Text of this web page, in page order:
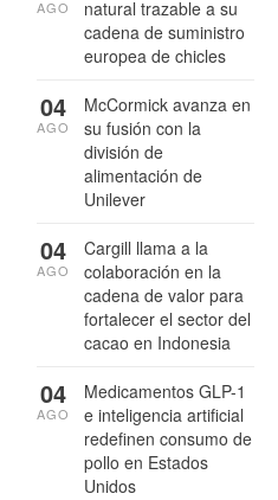
natural trazable a su
cadena de suministro
europea de chicles
AGO
McCormick avanza en
su fusión con la
división de
alimentación de
Unilever
04
AGO
Cargill llama a la
colaboración en la
cadena de valor para
fortalecer el sector del
cacao en Indonesia
04
AGO
Medicamentos GLP-1
e inteligencia artificial
redefinen consumo de
pollo en Estados
Unidos
04
AGO